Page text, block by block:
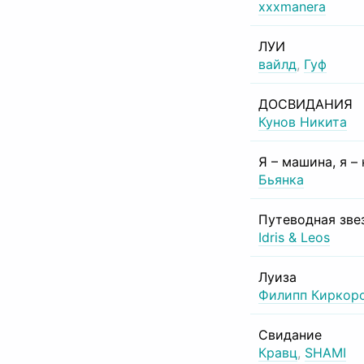
xxxmanera
ЛУИ
вайлд, Гуф
ДОСВИДАНИЯ
Кунов Никита
Я – машина, я –
Бьянка
Путеводная
Idris & Leos
Луиза
Филипп
Свидание
Кравц, SHAMI